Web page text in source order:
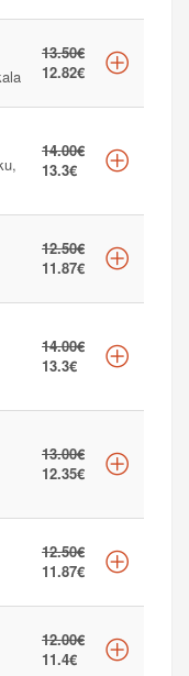
13.50€
12.82€
14.00€
13.3€
12.50€
11.87€
14.00€
13.3€
13.00€
12.35€
12.50€
11.87€
12.00€
11.4€